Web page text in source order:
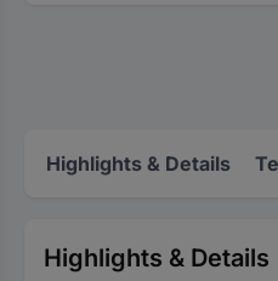
Highlights & Details
Highlights & Details